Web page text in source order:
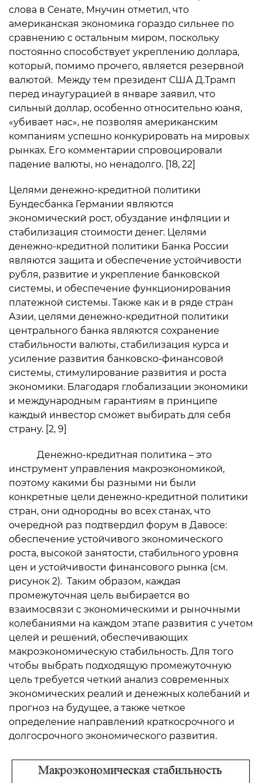
слова в Сенате, Мнучин отметил, что
американская экономика гораздо сильнее по
сравнению с остальным миром, поскольку
постоянно способствует укреплению доллара,
который, помимо прочего, является резервной
валютой. Между тем президент США Д.Трамп
перед инаугурацией в январе заявил, что
сильный доллар, особенно относительно юаня,
«убивает нас», не позволяя американским
компаниям успешно конкурировать на мировых
рынках. Его комментарии спровоцировали
падение валюты, но ненадолго. [18, 22]
Целями денежно-кредитной политики
Бундесбанка Германии являются
экономический рост, обуздание инфляции и
стабилизация стоимости денег. Целями
денежно-кредитной политики Банка России
являются защита и обеспечение устойчивости
рубля, развитие и укрепление банковской
системы, и обеспечение функционирования
платежной системы. Также как и в ряде стран
Азии, целями денежно-кредитной политики
центрального банка являются сохранение
стабильности валюты, стабилизация курса и
усиление развития банковско-финансовой
системы, стимулирование развития и роста
экономики. Благодаря глобализации экономики
и международным гарантиям в принципе
каждый инвестор сможет выбирать для себя
страну. [2, 9]
Денежно-кредитная политика – это
инструмент управления макроэкономикой,
поэтому какими бы разными ни были
конкретные цели денежно-кредитной политики
стран, они однородны во всех станах, что
очередной раз подтвердил форум в Давосе:
обеспечение устойчивого экономического
роста, высокой занятости, стабильного уровня
цен и устойчивости финансового рынка (см.
рисунок 2). Таким образом, каждая
промежуточная цель выбирается во
взаимосвязи с экономическими и рыночными
колебаниями на каждом этапе развития с учетом
целей и решений, обеспечивающих
макроэкономическую стабильность. Для того
чтобы выбрать подходящую промежуточную
цель требуется четкий анализ современных
экономических реалий и денежных колебаний и
прогноз на будущее, а также четкое
определение направлений краткосрочного и
долгосрочного экономического развития.